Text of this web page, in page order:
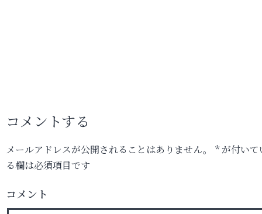
コメントする
メールアドレスが公開されることはありません。 *が付いて
る欄は必須項目です
コメント